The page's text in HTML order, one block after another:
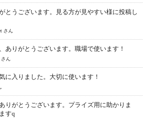
とうございます。見る方が見やすい様に投稿し
さん
ありがとうございます。職場で使います！
さん
に入りました。大切に使います！
りがとうございます。プライズ用に助かりま
すq